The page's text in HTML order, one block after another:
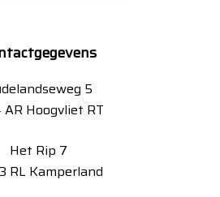
5
AR Hoogvliet RT
Het Rip 7
RL Kamperland